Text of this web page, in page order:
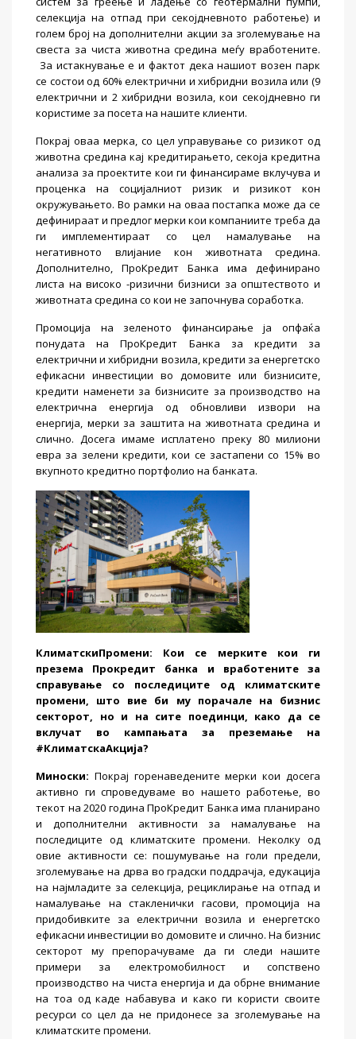
селекција на отпад при секојдневното работење) и
голем број на дополнителни акции за зголемување на
свеста за чиста животна средина меѓу вработените.
За истакнување е и фактот дека нашиот возен парк
се состои од 60% електрични и хибридни возила или (9
електрични и 2 хибридни возила, кои секојдневно ги
користиме за посета на нашите клиенти.
Покрај оваа мерка, со цел управување со ризикот од
животна средина кај кредитирањето, секоја кредитна
анализа за проектите кои ги финансираме вклучува и
проценка на социјалниот ризик и ризикот кон
окружувањето. Во рамки на оваа постапка може да се
дефинираат и предлог мерки кои компаниите треба да
ги имплементираат со цел намалување на
негативното влијание кон животната средина.
Дополнително, ПроКредит Банка има дефинирано
листа на високо -ризични бизниси за општеството и
животната средина со кои не започнува соработка.
Промоција на зеленото финансирање ја опфаќа
понудата на ПроКредит Банка за кредити за
електрични и хибридни возила, кредити за енергетско
ефикасни инвестиции во домовите или бизнисите,
кредити наменети за бизнисите за производство на
електрична енергија од обновливи извори на
енергија, мерки за заштита на животната средина и
слично. Досега имаме исплатено преку 80 милиони
евра за зелени кредити, кои се застапени со 15% во
вкупното кредитно портфолио на банката.
КлиматскиПромени: Кои се мерките кои ги
презема Прокредит банка и вработените за
справување со последиците од климатските
промени, што вие би му порачале на бизнис
секторот, но и на сите поединци, како да се
вклучат во кампањата за преземање на
#КлиматскаАкција?
Миноски: Покрај горенаведените мерки кои досега
активно ги спроведуваме во нашето работење, во
текот на 2020 година ПроКредит Банка има планирано
и дополнителни активности за намалување на
последиците од климатските промени. Неколку од
овие активности се: пошумување на голи предели,
зголемување на дрва во градски поддрачја, едукација
на најмладите за селекција, рециклирање на отпад и
намалување на стакленички гасови, промоција на
придобивките за електрични возила и енергетско
ефикасни инвестиции во домовите и слично. На бизнис
секторот му препорачуваме да ги следи нашите
примери за електромобилност и сопствено
производство на чиста енергија и да обрне внимание
на тоа од каде набавува и како ги користи своите
ресурси со цел да не придонесе за зголемување на
климатските промени.